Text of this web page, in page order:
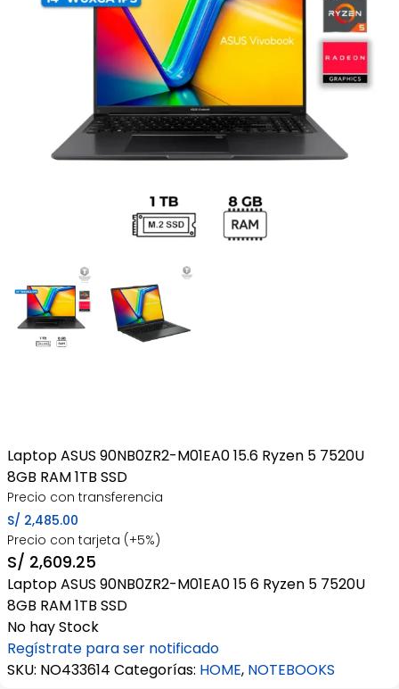
Laptop ASUS 90NB0ZR2-M01EA0 15.6 Ryzen 5 7520U
8GB RAM 1TB SSD
Precio con transferencia
S/ 2,485.00
Precio con tarjeta (+5%)
S/ 2,609.25
Laptop ASUS 90NB0ZR2-M01EA0 15 6 Ryzen 5 7520U
8GB RAM 1TB SSD
No hay Stock
Regístrate para ser notificado
SKU: NO433614 Categorías: HOME, NOTEBOOKS